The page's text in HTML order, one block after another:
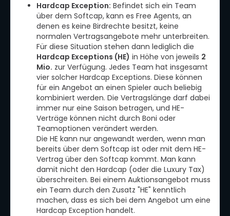
Hardcap Exception: Befindet sich ein Team
über dem Softcap, kann es Free Agents, an
denen es keine Birdrechte besitzt, keine
normalen Vertragsangebote mehr unterbreiten.
Für diese Situation stehen dann lediglich die
Hardcap Exceptions (HE) in Höhe von jeweils 2
Mio. zur Verfügung. Jedes Team hat insgesamt
vier solcher Hardcap Exceptions. Diese können
für ein Angebot an einen Spieler auch beliebig
kombiniert werden. Die Vertragslänge darf dabei
immer nur eine Saison betragen, und HE-
Verträge können nicht durch Boni oder
Teamoptionen verändert werden.
Die HE kann nur angewandt werden, wenn man
bereits über dem Softcap ist oder mit dem HE-
Vertrag über den Softcap kommt. Man kann
damit nicht den Hardcap (oder die Luxury Tax)
überschreiten. Bei einem Auktionsangebot muss
ein Team durch den Zusatz "HE" kenntlich
machen, dass es sich bei dem Angebot um eine
Hardcap Exception handelt.